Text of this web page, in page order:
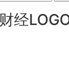
经